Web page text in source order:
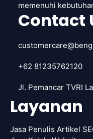
memenuhi
Contact
+62 81235762120
Jl. Pemancar TVRI
Layanan
Jasa Penulis Artikel